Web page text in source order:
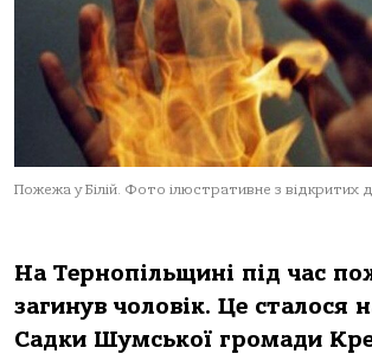
Пожежа у Білій. Фото ілюстративне з відкритих
На Тернопільщині під час
загинув чоловік. Це сталося
Садки Шумської громади